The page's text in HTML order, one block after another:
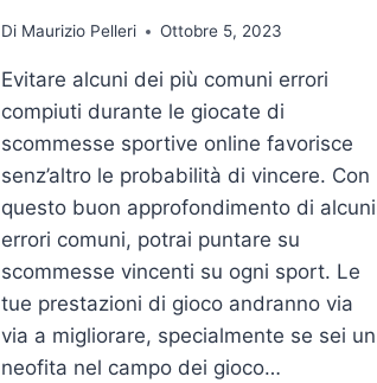
Di Maurizio Pelleri Ottobre 5, 2023
Evitare alcuni dei più comuni errori
compiuti durante le giocate di
scommesse sportive online favorisce
senz’altro le probabilità di vincere. Con
questo buon approfondimento di alcuni
errori comuni, potrai puntare su
scommesse vincenti su ogni sport. Le
tue prestazioni di gioco andranno via
via a migliorare, specialmente se sei un
neofita nel campo dei gioco…